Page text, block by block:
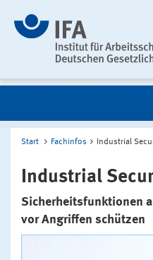
Start Fachinfos Industrial
Industrial
Sicherheitsfunktionen
vor Angriffen schützen